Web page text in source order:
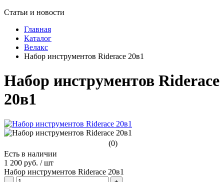
Статьи и новости
Главная
Каталог
Велакс
Набор инструментов Riderace 20в1
Набор инструментов Riderace
20в1
(0)
Есть в наличии
1 200 руб. / шт
Набор инструментов Riderace 20в1